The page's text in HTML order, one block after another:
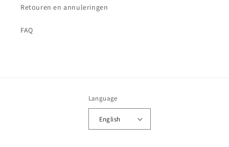
Retouren en annuleringen
FAQ
Language
English